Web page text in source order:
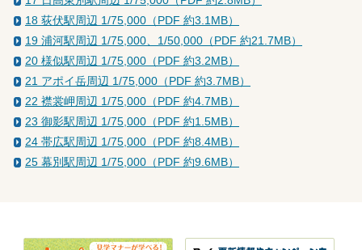
18 荻伏駅周辺 1/75,000（PDF 約3.1MB）
19 浦河駅周辺 1/75,000、1/50,000（PDF 約21.7MB）
20 様似駅周辺 1/75,000（PDF 約3.2MB）
21 アポイ岳周辺 1/75,000（PDF 約3.7MB）
22 襟裳岬周辺 1/75,000（PDF 約4.7MB）
23 御影駅周辺 1/75,000（PDF 約1.5MB）
24 帯広駅周辺 1/75,000（PDF 約8.4MB）
25 幕別駅周辺 1/75,000（PDF 約9.6MB）